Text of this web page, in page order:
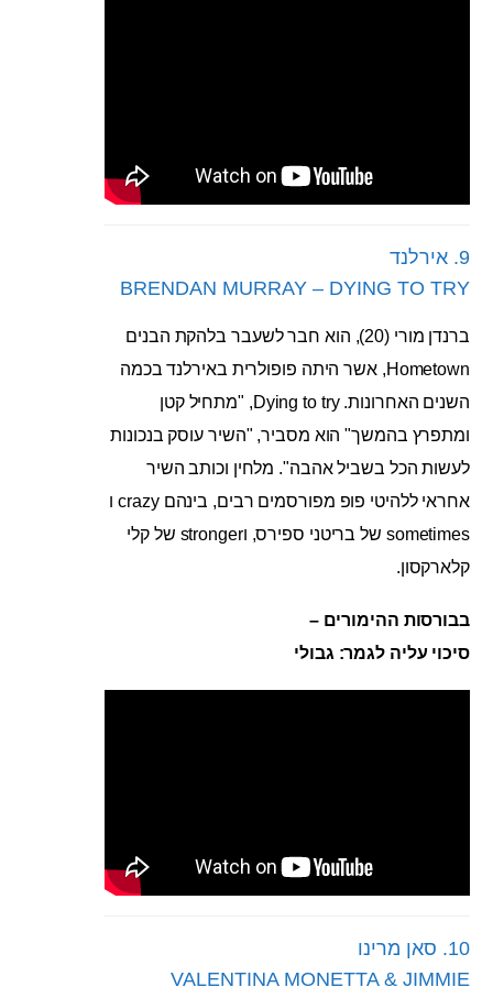
9. אירלנד
BRENDAN MURRAY – DYING TO TRY
ברנדן מורי (20), הוא חבר לשעבר בלהקת הבנים
Hometown, אשר היתה פופולרית באירלנד בכמה
השנים האחרונות. Dying to try, "מתחיל קטן
ומתפרץ בהמשך" הוא מסביר, "השיר עוסק בנכונות
לעשות הכל בשביל אהבה". מלחין וכותב השיר
אחראי ללהיטי פופ מפורסמים רבים, בינהם crazy ו
sometimes של בריטני ספירס, וstronger של קלי
קלארקסון.
בבורסות ההימורים –
סיכוי עליה לגמר: גבולי
10. סאן מרינו
VALENTINA MONETTA & JIMMIE